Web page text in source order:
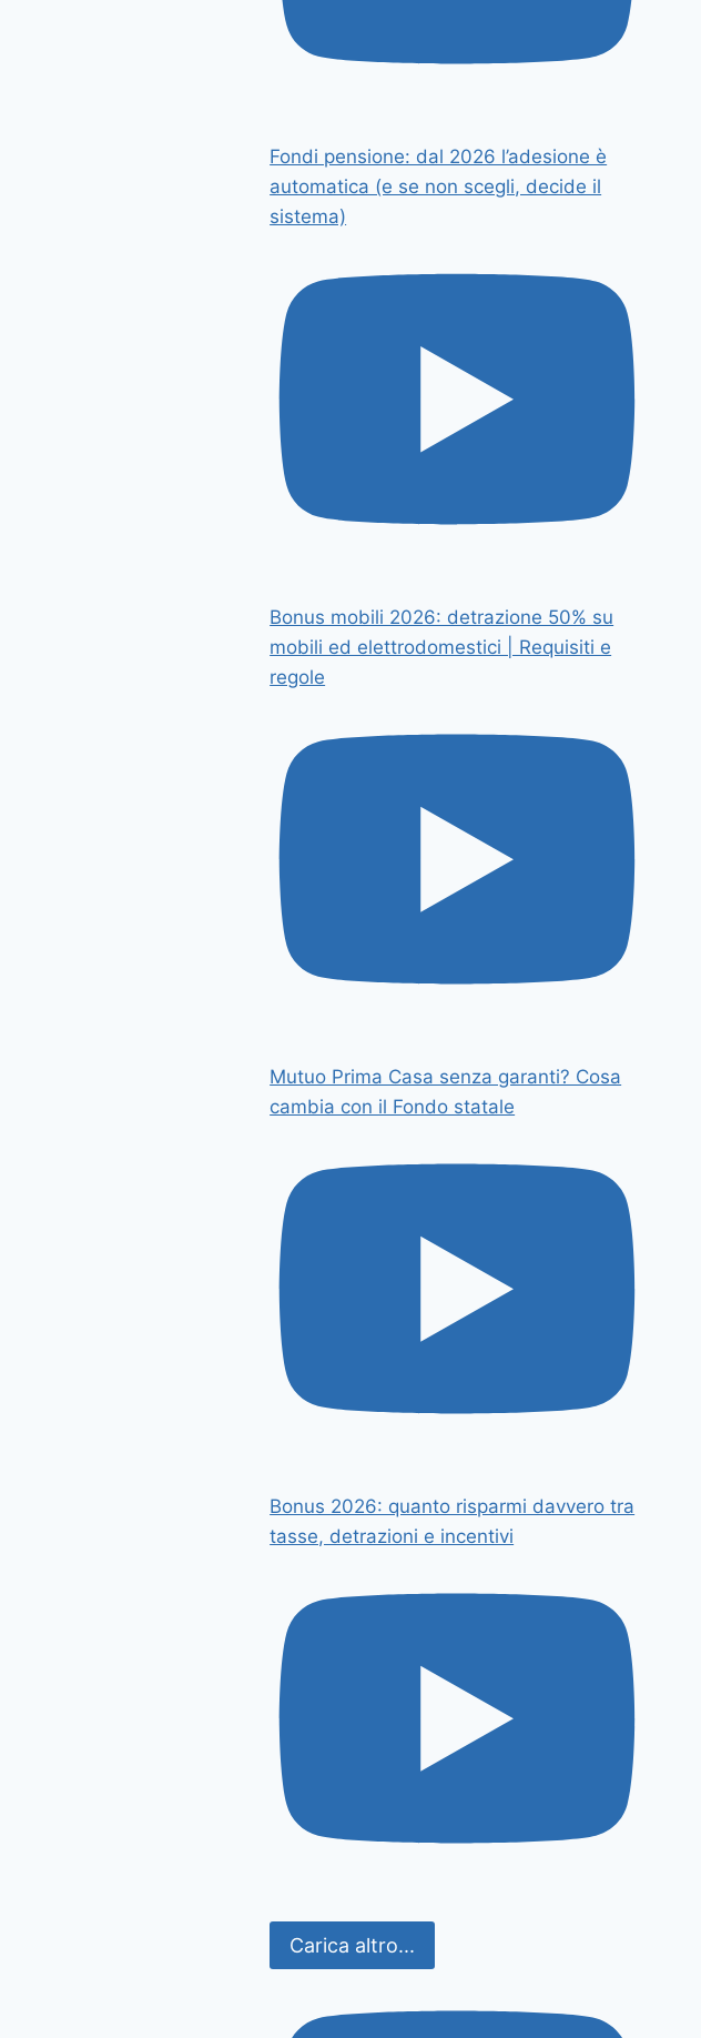
Fondi pensione: dal 2026 l’adesione è
automatica (e se non scegli, decide il
sistema)
Bonus mobili 2026: detrazione 50% su
mobili ed elettrodomestici | Requisiti e
regole
Mutuo Prima Casa senza garanti? Cosa
cambia con il Fondo statale
Bonus 2026: quanto risparmi davvero tra
tasse, detrazioni e incentivi
Carica altro...